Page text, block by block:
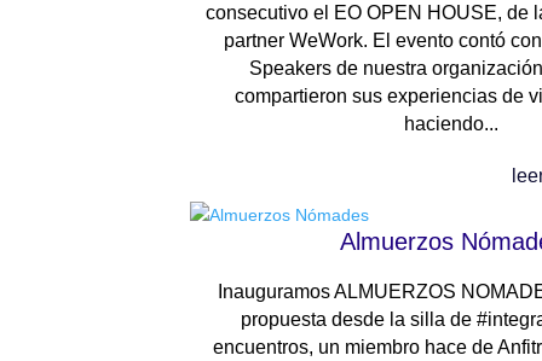
consecutivo el EO OPEN HOUSE, de
partner WeWork. El evento contó
Speakers de nuestra
compartieron sus experiencias de
haciendo...
Almuerzos
Inauguramos ALMUERZOS
propuesta desde la silla de
encuentros, un miembro hace de